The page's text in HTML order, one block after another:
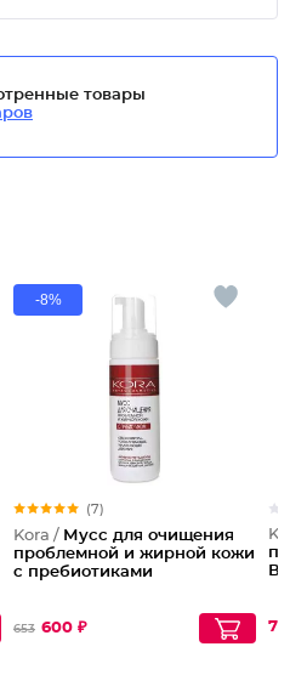
товары
-8%
(7)
Kora / Мусс для очищения
проблемной и жирной кожи
с пребиотиками
653 600 ₽